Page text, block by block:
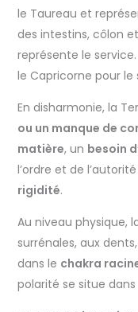
le Taureau et
des intestins, côlon
représente le
le Capricorne pour le
En disharmonie, la
ou un manque de
matière, un besoin
l’ordre et de
rigidité.
Au niveau physique,
surrénales, aux
dans le chakra
polarité se situe